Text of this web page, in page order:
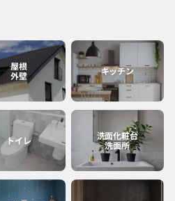
屋根
外壁
キッチン
トイレ
洗面化粧台
洗面所